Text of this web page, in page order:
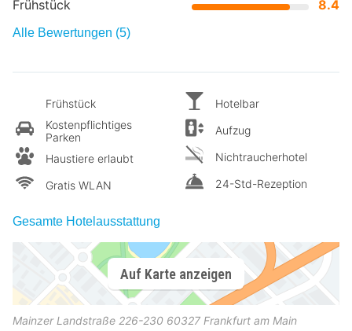
Frühstück
8.4
Alle Bewertungen (5)
Frühstück
Kostenpflichtiges
Parken
Haustiere erlaubt
Gratis WLAN
Hotelbar
Aufzug
Nichtraucherhotel
24-Std-Rezeption
Gesamte Hotelausstattung
Auf Karte anzeigen
Mainzer Landstraße 226-230 60327 Frankfurt am Main